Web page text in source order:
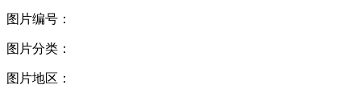
图片编号：
图片分类：
图片地区：